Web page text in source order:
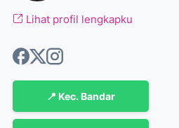
Lihat profil lengkapku
📍 Kec. Bandar